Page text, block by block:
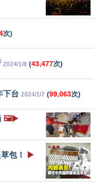
次)
2024/1/8 (43,477次)
下台 2024/1/7 (99,063次)
🖼️▶️
包！ ▶️